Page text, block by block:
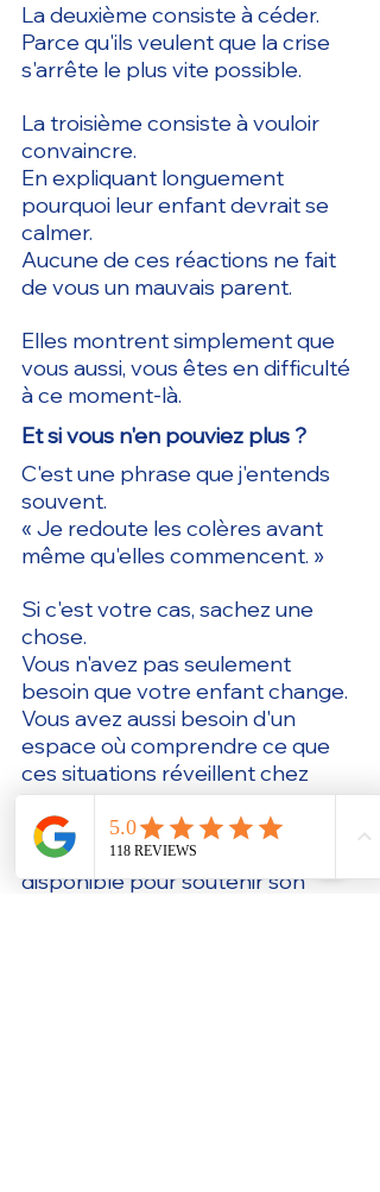
La deuxième consiste à céder.
Parce qu'ils veulent que la crise
s'arrête le plus vite possible.
La troisième consiste à vouloir
convaincre.
En expliquant longuement
pourquoi leur enfant devrait se
calmer.
Aucune de ces réactions ne fait
de vous un mauvais parent.
Elles montrent simplement que
vous aussi, vous êtes en difficulté
à ce moment-là.
Et si vous n'en pouviez plus ?
C'est une phrase que j'entends
souvent.
« Je redoute les colères avant
même qu'elles commencent. »
Si c'est votre cas, sachez une
chose.
Vous n'avez pas seulement
besoin que votre enfant change.
Vous avez aussi besoin d'un
espace où comprendre ce que
ces situations réveillent chez
vous.
Un parent soutenu devient plus
disponible pour soutenir son